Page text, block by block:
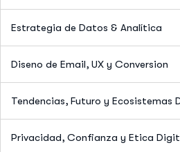
Estrategia de Datos & Analítica
Diseno de Email, UX y Conversion
Tendencias, Futuro y Ecosistemas
Privacidad, Confianza y Etica